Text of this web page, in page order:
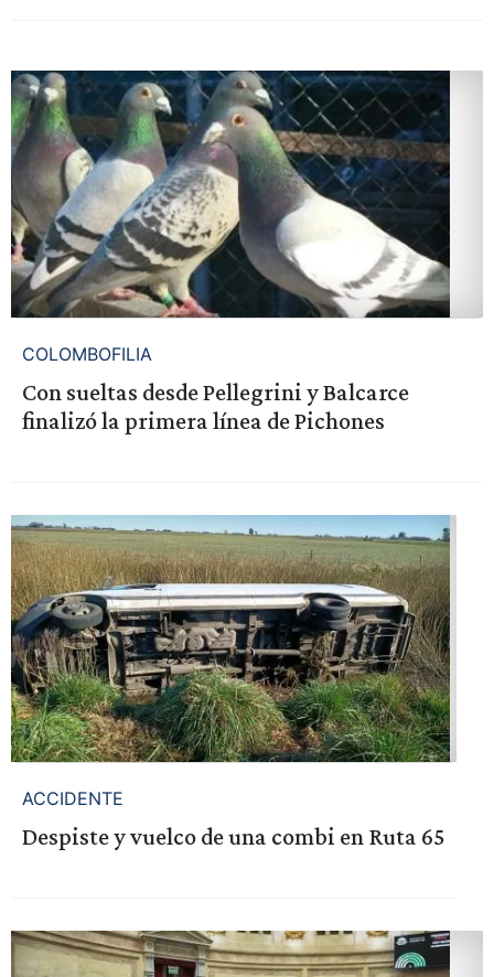
COLOMBOFILIA
Con sueltas desde Pellegrini y Balcarce
finalizó la primera línea de Pichones
ACCIDENTE
Despiste y vuelco de una combi en Ruta 65